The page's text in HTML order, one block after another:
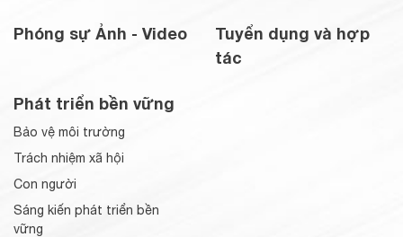
Phóng sự Ảnh - Video
Tuyển dụng và hợp
tác
Phát triển bền vững
Bảo vệ môi trường
Trách nhiệm xã hội
Con người
Sáng kiến phát triển bền
vững